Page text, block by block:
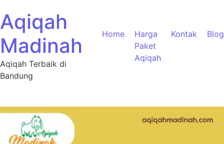
Aqiqah
Madinah
Aqiqah Terbaik di
Bandung
Home
Harga
Paket
Aqiqah
Kontak Blog